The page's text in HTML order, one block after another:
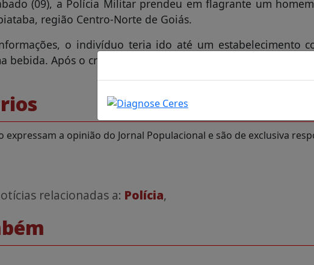
(09), a Polícia Militar prendeu em flagrante um
região Centro-Norte de Goiás.
o indivíduo teria ido até um estabelecimento
bebida. Após o crime, ele foi localizado e detido pela equipe
expressam a opinião do Jornal Populacional e são de exclusiva
relacionadas a: Polícia,